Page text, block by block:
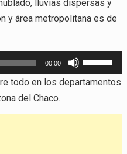
lluvias dispersas y
y área metropolitana es de
00:00
las
teclas
todo en los departamentos
del Chaco.